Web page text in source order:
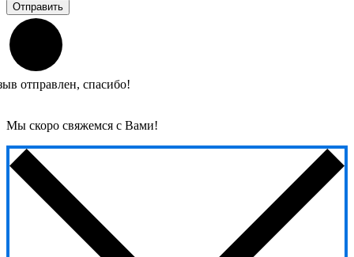
Отправить
отправлен, спасибо!
Мы скоро свяжемся с Вами!